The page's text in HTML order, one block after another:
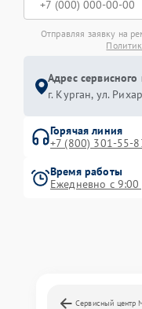
Отправляя заявку на
Адрес
г. Курган, ул.
Горячая линия
+7 (800) 301-55-
Время работы
Ежедневно с
Сервисный центр